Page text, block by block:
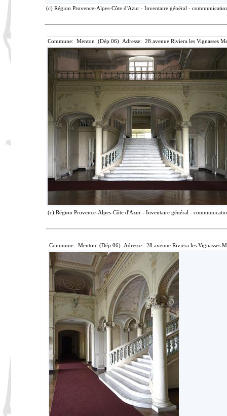
(c) Région Provence-Alpes-Côte d'Azur - Inventaire général -
Commune: Menton (Dép.06) Adresse: 28 avenue Riviera les Vignasses
(c) Région Provence-Alpes-Côte d'Azur - Inventaire général -
Commune: Menton (Dép.06) Adresse: 28 avenue Riviera les Vignasses